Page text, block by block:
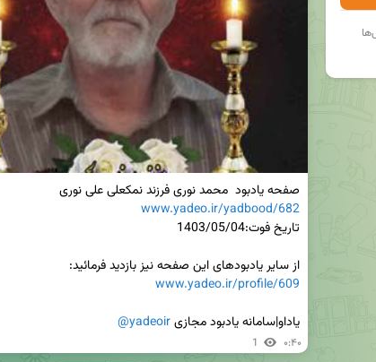
صفحه یادبود  محمد نوری فرزند نمکعلی علی نوری
www.yadeo.ir/yadbood/682
از سایر یادبودهای این صفحه نیز بازدید فرمائید:
www.yadeo.ir/profile/609
یاداو|سامانه یادبود مجازی @yadeoir
1 ۰:۴۰